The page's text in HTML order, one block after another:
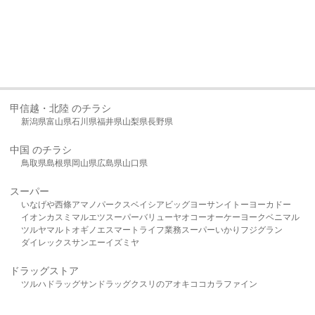
甲信越・北陸 のチラシ
新潟県富山県石川県福井県山梨県長野県
中国 のチラシ
鳥取県島根県岡山県広島県山口県
スーパー
いなげや西條アマノパークスベイシア ビッグヨーサンイトーヨーカドー
イオンカスミ マルエツスーパーバリューヤオコーオーケー ヨークベニマル
ツルヤマルト オギノ エスマート ライフ業務スーパーいかり フジグラン
ダイレックスサンエーイズミヤ
ドラッグストア
ツルハドラッグサンドラッグクスリのアオキ ココカラファイン